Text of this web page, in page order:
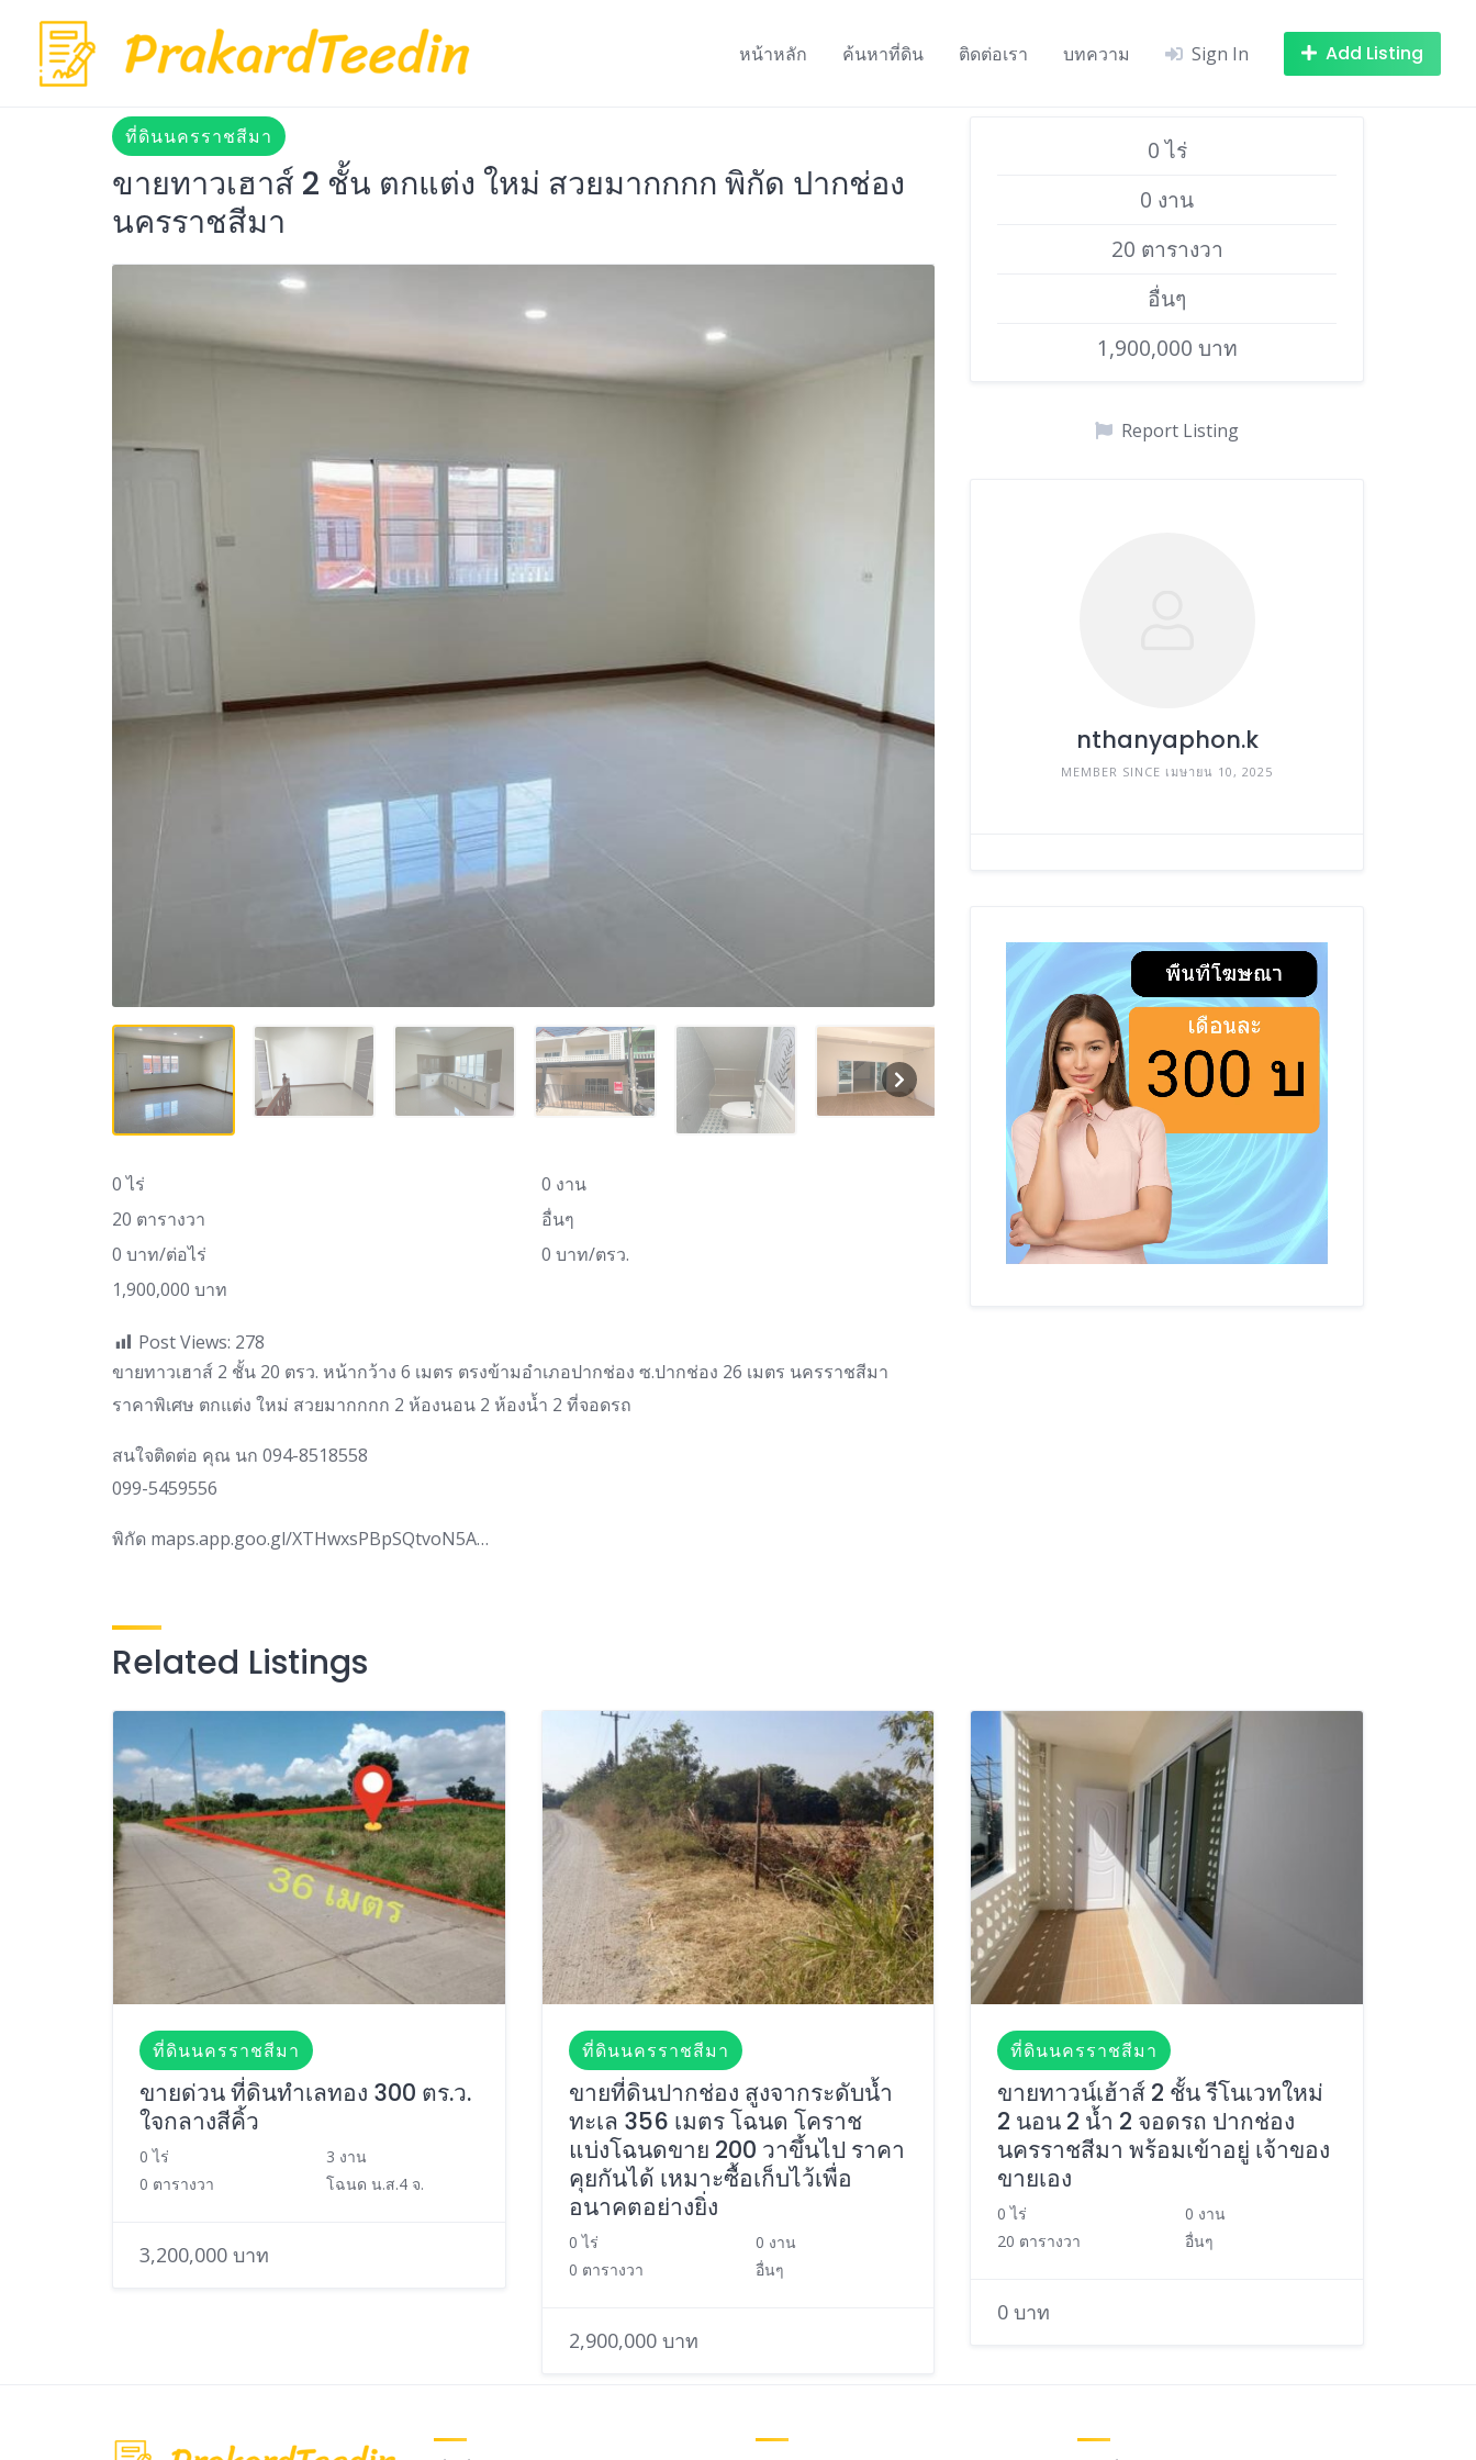
content
หน้าหลัก ค้นหาที่ดิน ติดต่อเรา บทความ Sign In Add Listing
ที่ดินนครราชสีมา
ขายทาวเฮาส์ 2 ชั้น ตกแต่ง ใหม่ สวยมากกกก พิกัด ปากช่อง
นครราชสีมา
0 ไร่
0 งาน
20 ตารางวา
อื่นๆ
0 บาท/ต่อไร่
0 บาท/ตรว.
1,900,000 บาท
Post Views: 278
ขายทาวเฮาส์ 2 ชั้น 20 ตรว. หน้ากว้าง 6 เมตร ตรงข้ามอำเภอปากช่อง ซ.ปากช่อง 26 เมตร นครราชสีมา
ราคาพิเศษ ตกแต่ง ใหม่ สวยมากกกก 2 ห้องนอน 2 ห้องน้ำ 2 ที่จอดรถ
สนใจติดต่อ คุณ นก 094-8518558
099-5459556
พิกัด maps.app.goo.gl/XTHwxsPBpSQtvoN5A…
0 ไร่
0 งาน
20 ตารางวา
อื่นๆ
1,900,000 บาท
Report Listing
nthanyaphon.k
MEMBER SINCE เมษายน 10, 2025
Related Listings
ที่ดินนครราชสีมา
ขายด่วน ที่ดินทำเลทอง 300 ตร.ว.
ใจกลางสีคิ้ว
0 ไร่
3 งาน
0 ตารางวา
โฉนด น.ส.4 จ.
3,200,000 บาท
ที่ดินนครราชสีมา
ขายที่ดินปากช่อง สูงจากระดับน้ำ
ทะเล 356 เมตร โฉนด โคราช
แบ่งโฉนดขาย 200 วาขึ้นไป ราคา
คุยกันได้ เหมาะซื้อเก็บไว้เพื่อ
อนาคตอย่างยิ่ง
0 ไร่
0 งาน
0 ตารางวา
อื่นๆ
2,900,000 บาท
ที่ดินนครราชสีมา
ขายทาวน์เฮ้าส์ 2 ชั้น รีโนเวทใหม่
2 นอน 2 น้ำ 2 จอดรถ ปากช่อง
นครราชสีมา พร้อมเข้าอยู่ เจ้าของ
ขายเอง
0 ไร่
0 งาน
20 ตารางวา
อื่นๆ
0 บาท